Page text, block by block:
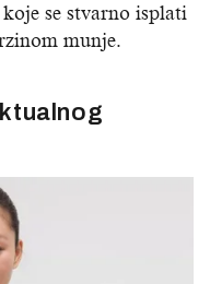
se stvarno isplati
munje.